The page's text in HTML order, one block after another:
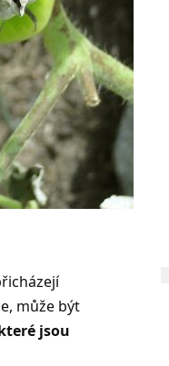
může být
jsou